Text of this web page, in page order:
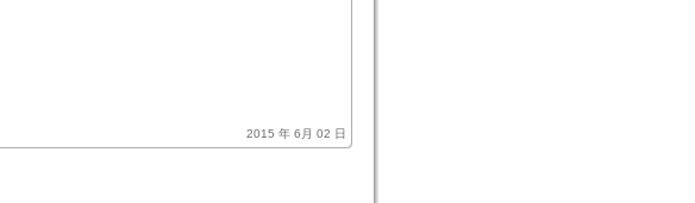
2015 年 6月 02 日